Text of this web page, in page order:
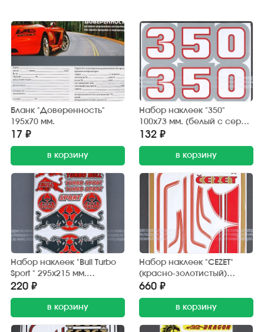
Бланк "Доверенность"
195х70 мм.
17 ₽
в корзину
Набор наклеек "350"
100х73 мм. (белый с серой
окантовкой) 2 шт.
132 ₽
в корзину
Набор наклеек "Bull Turbo
Sport " 295х215 мм.
(красно-черный) 15 шт.
220 ₽
в корзину
Набор наклеек "CEZET"
(красно-золотистый)
370х380 мм. (10 шт.)
660 ₽
в корзину